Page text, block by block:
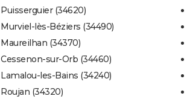
Puisserguier (34620)
Murviel-lès-Béziers (34490)
Maureilhan (34370)
Cessenon-sur-Orb (34460)
Lamalou-les-Bains (34240)
Roujan (34320)